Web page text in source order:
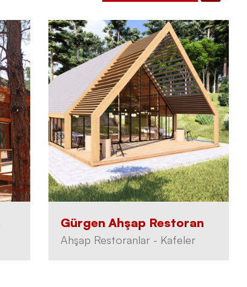
Gürgen Ahşap Restoran
Ahşap Restoranlar - Kafeler